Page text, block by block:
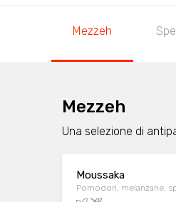
Mezzeh
Mezzeh
Una selezione di
Moussaka
Pomodori, melanzane,